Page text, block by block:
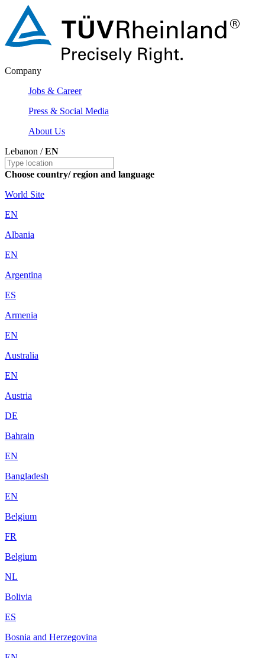
Company
Jobs & Career
Press & Social Media
About Us
Lebanon /EN
Choose country/ region and language
World Site
EN
Albania
EN
Argentina
ES
Armenia
EN
Australia
EN
Austria
DE
Bahrain
EN
Bangladesh
EN
Belgium
FR
Belgium
NL
Bolivia
ES
Bosnia and Herzegovina